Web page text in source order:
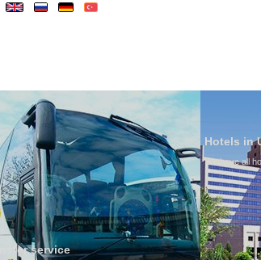
Hotels in Uzbekistan
We have all hotels in Uzbekistan